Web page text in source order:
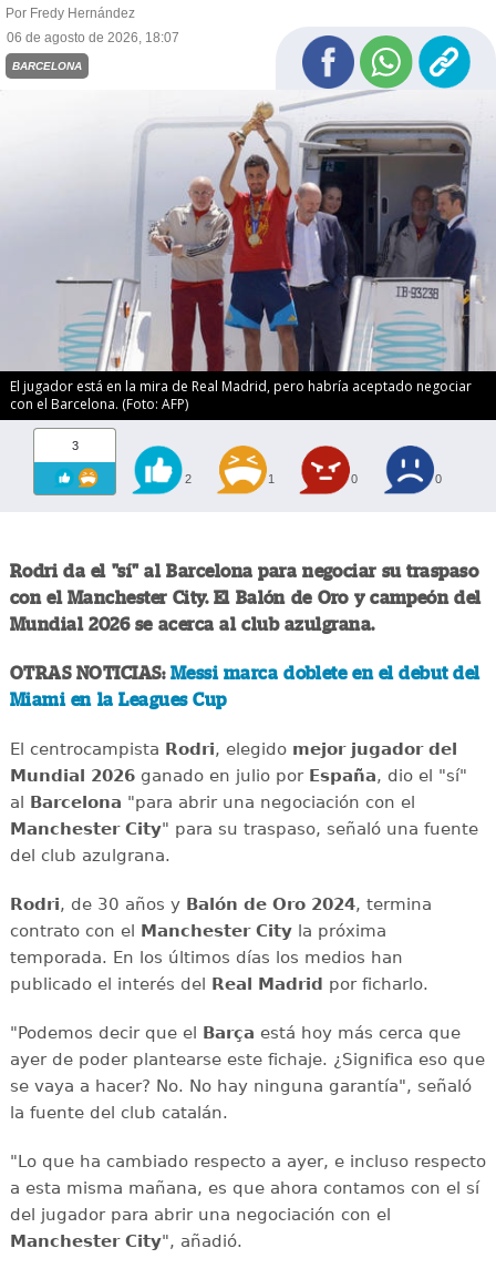
Por Fredy Hernández
06 de agosto de 2026, 18:07
BARCELONA
El jugador está en la mira de Real Madrid, pero habría aceptado negociar
con el Barcelona. (Foto: AFP)
3
2 1 0 0
Rodri da el "sí" al Barcelona para negociar su traspaso
con el Manchester City. El Balón de Oro y campeón del
Mundial 2026 se acerca al club azulgrana.
OTRAS NOTICIAS: Messi marca doblete en el debut del
Miami en la Leagues Cup
El centrocampista Rodri, elegido mejor jugador del
Mundial 2026ganado en julio por España, dio el "sí"
al Barcelona "para abrir una negociación con el
Manchester City" para su traspaso, señaló una fuente
del club azulgrana.
Rodri, de 30 años y Balón de Oro 2024, termina
contrato con el Manchester Cityla próxima
temporada. En los últimos días los medios han
publicado el interés del Real Madrid por ficharlo.
"Podemos decir que el Barça está hoy más cerca que
ayer de poder plantearse este fichaje. ¿Significa eso que
se vaya a hacer? No. No hay ninguna garantía", señaló
la fuente del club catalán.
"Lo que ha cambiado respecto a ayer, e incluso respecto
a esta misma mañana, es que ahora contamos con el sí
del jugador para abrir una negociación con el
Manchester City", añadió.